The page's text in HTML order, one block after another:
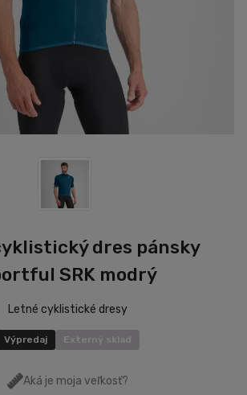
dres pánsky
SRK modrý
Letné cyklistické dresy
Výpredaj Externý sklad
Aká je moja veľkosť?